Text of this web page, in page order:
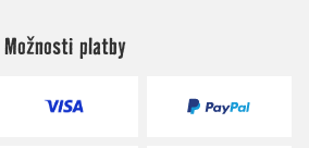
Možnosti platby